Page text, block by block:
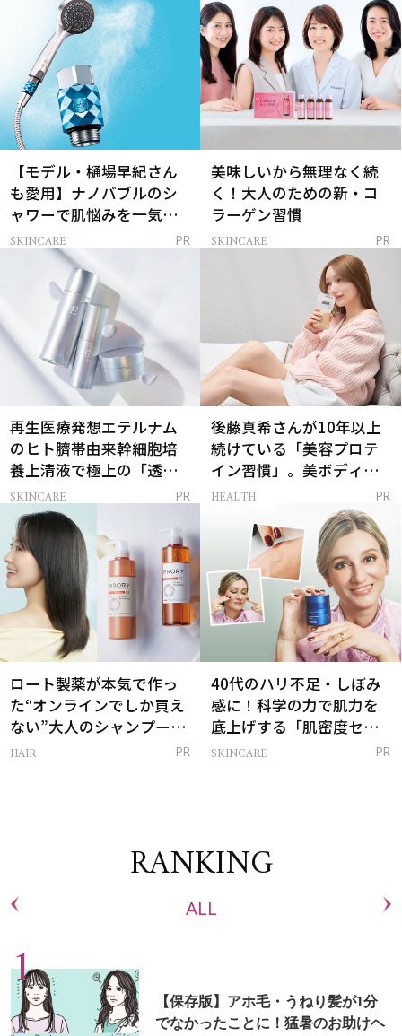
【モデル・樋場早紀さん
も愛用】ナノバブルのシ
ャワーで肌悩みを一気に
解決
SKINCARE PR
美味しいから無理なく続
く！大人のための新・コ
ラーゲン習慣
SKINCARE PR
再生医療発想エテルナム
のヒト臍帯由来幹細胞培
養上清液で極上の「透明
感ハリ肌」へ
SKINCARE PR
後藤真希さんが10年以上
続けている「美容プロテ
イン習慣」。美ボディを
支える朝ルーティンと
HEALTH PR
ロート製薬が本気で作っ
た“オンラインでしか買え
ない”大人のシャンプー＆
トリートメントって？
HAIR PR
40代のハリ不足・しぼみ
感に！科学の力で肌力を
底上げする「肌密度セラ
ム」
SKINCARE PR
RANKING
ALL
【保存版】アホ毛・うねり髪が1分
でなかったことに！猛暑のお助けヘ